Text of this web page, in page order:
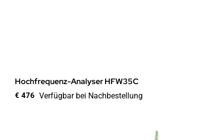
Hochfrequenz-Analyser HFW35C
€ 476 Verfügbar bei Nachbestellung